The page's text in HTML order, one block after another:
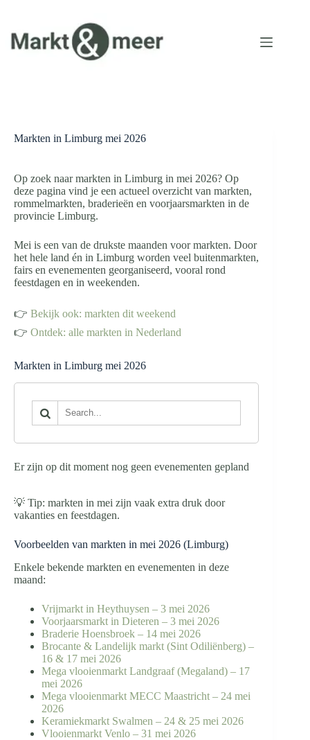
de
inhoud
Markten in Limburg mei 2026
Op zoek naar markten in Limburg in mei 2026? Op
deze pagina vind je een actueel overzicht van markten,
rommelmarkten, braderieën en voorjaarsmarkten in de
provincie Limburg.
Mei is een van de drukste maanden voor markten. Door
het hele land én in Limburg worden veel buitenmarkten,
fairs en evenementen georganiseerd, vooral rond
feestdagen en in weekenden.
👉 Bekijk ook: markten dit weekend
👉 Ontdek: alle markten in Nederland
Markten in Limburg mei 2026
Er zijn op dit moment nog geen evenementen gepland
💡 Tip: markten in mei zijn vaak extra druk door
vakanties en feestdagen.
Voorbeelden van markten in mei 2026 (Limburg)
Enkele bekende markten en evenementen in deze
maand:
Vrijmarkt in Heythuysen – 3 mei 2026
Voorjaarsmarkt in Dieteren – 3 mei 2026
Braderie Hoensbroek – 14 mei 2026
Brocante & Landelijk markt (Sint Odiliënberg) –
16 & 17 mei 2026
Mega vlooienmarkt Landgraaf (Megaland) – 17
mei 2026
Mega vlooienmarkt MECC Maastricht – 24 mei
2026
Keramiekmarkt Swalmen – 24 & 25 mei 2026
Vlooienmarkt Venlo – 31 mei 2026